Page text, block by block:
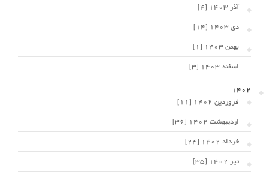
آذر 1403 [4]
دی 1403 [14]
بهمن 1403 [1]
اسفند 1403 [3]
1402
فروردین 1402 [11]
اردیبهشت 1402 [36]
خرداد 1402 [24]
تیر 1402 [35]